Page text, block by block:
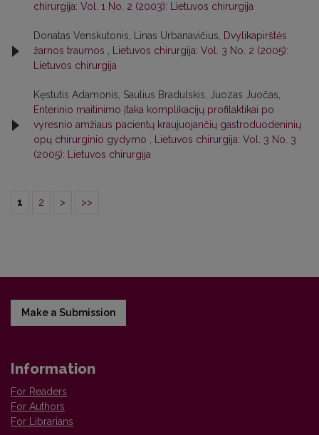
chirurgija: Vol. 1 No. 2 (2003): Lietuvos chirurgija
Donatas Venskutonis, Linas Urbanavičius,
Dvylikapirštės
žarnos traumos
Lietuvos chirurgija: Vol. 3 No. 2 (2005):
Lietuvos chirurgija
Kęstutis Adamonis, Saulius Bradulskis, Juozas Juočas,
Enterinio maitinimo įtaka komplikacijų profilaktikai po
vyresnio amžiaus pacientų kraujuojančių gastroduodeninių
opų chirurginio gydymo
Lietuvos chirurgija: Vol. 3 No. 3
(2005): Lietuvos chirurgija
1 2 > >>
Make a Submission
Information
For Readers
For Authors
For Librarians